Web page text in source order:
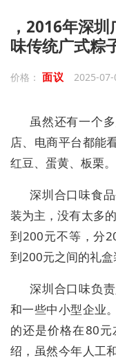
，2016年深
味传统广式粽
价格： 面议 2025-
虽然还有一个
店、电商平台都能
红豆、蛋黄、板栗。
深圳合口味食
装为主，没有太多
到200元不等，分
到200元之间的礼盒
深圳合口味负
和一些中小型企业
的还是价格在80
绍，虽然今年人工